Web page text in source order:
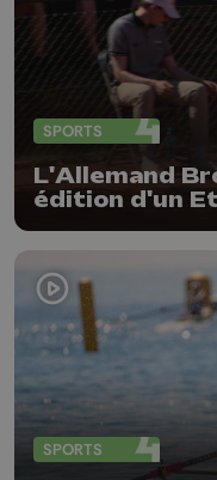
SPORTS
L'Allemand
édition d'un
SPORTS